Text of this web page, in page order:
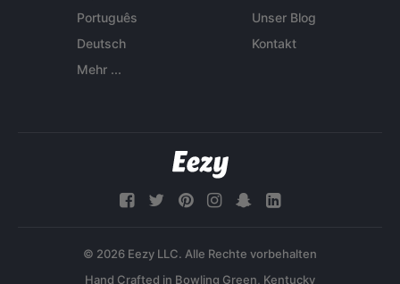
Português
Deutsch
Mehr ...
Unser Blog
Kontakt
© 2026 Eezy LLC. Alle Rechte vorbehalten